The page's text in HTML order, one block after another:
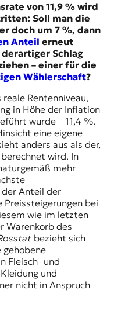
Soll man die
doch um 7 %, dann
Anteil erneut
Schlag
– einer für die
Wählerschaft?
Rentenniveau,
in Höhe der Inflation
wurde – 11,4 %.
eine eigene
anders aus als der,
wird. In
mehr
Anteil der
Preissteigerungen bei
wie im letzten
Warenkorb des
bezieht sich
gehobene
Fleisch- und
und
nicht in Anspruch